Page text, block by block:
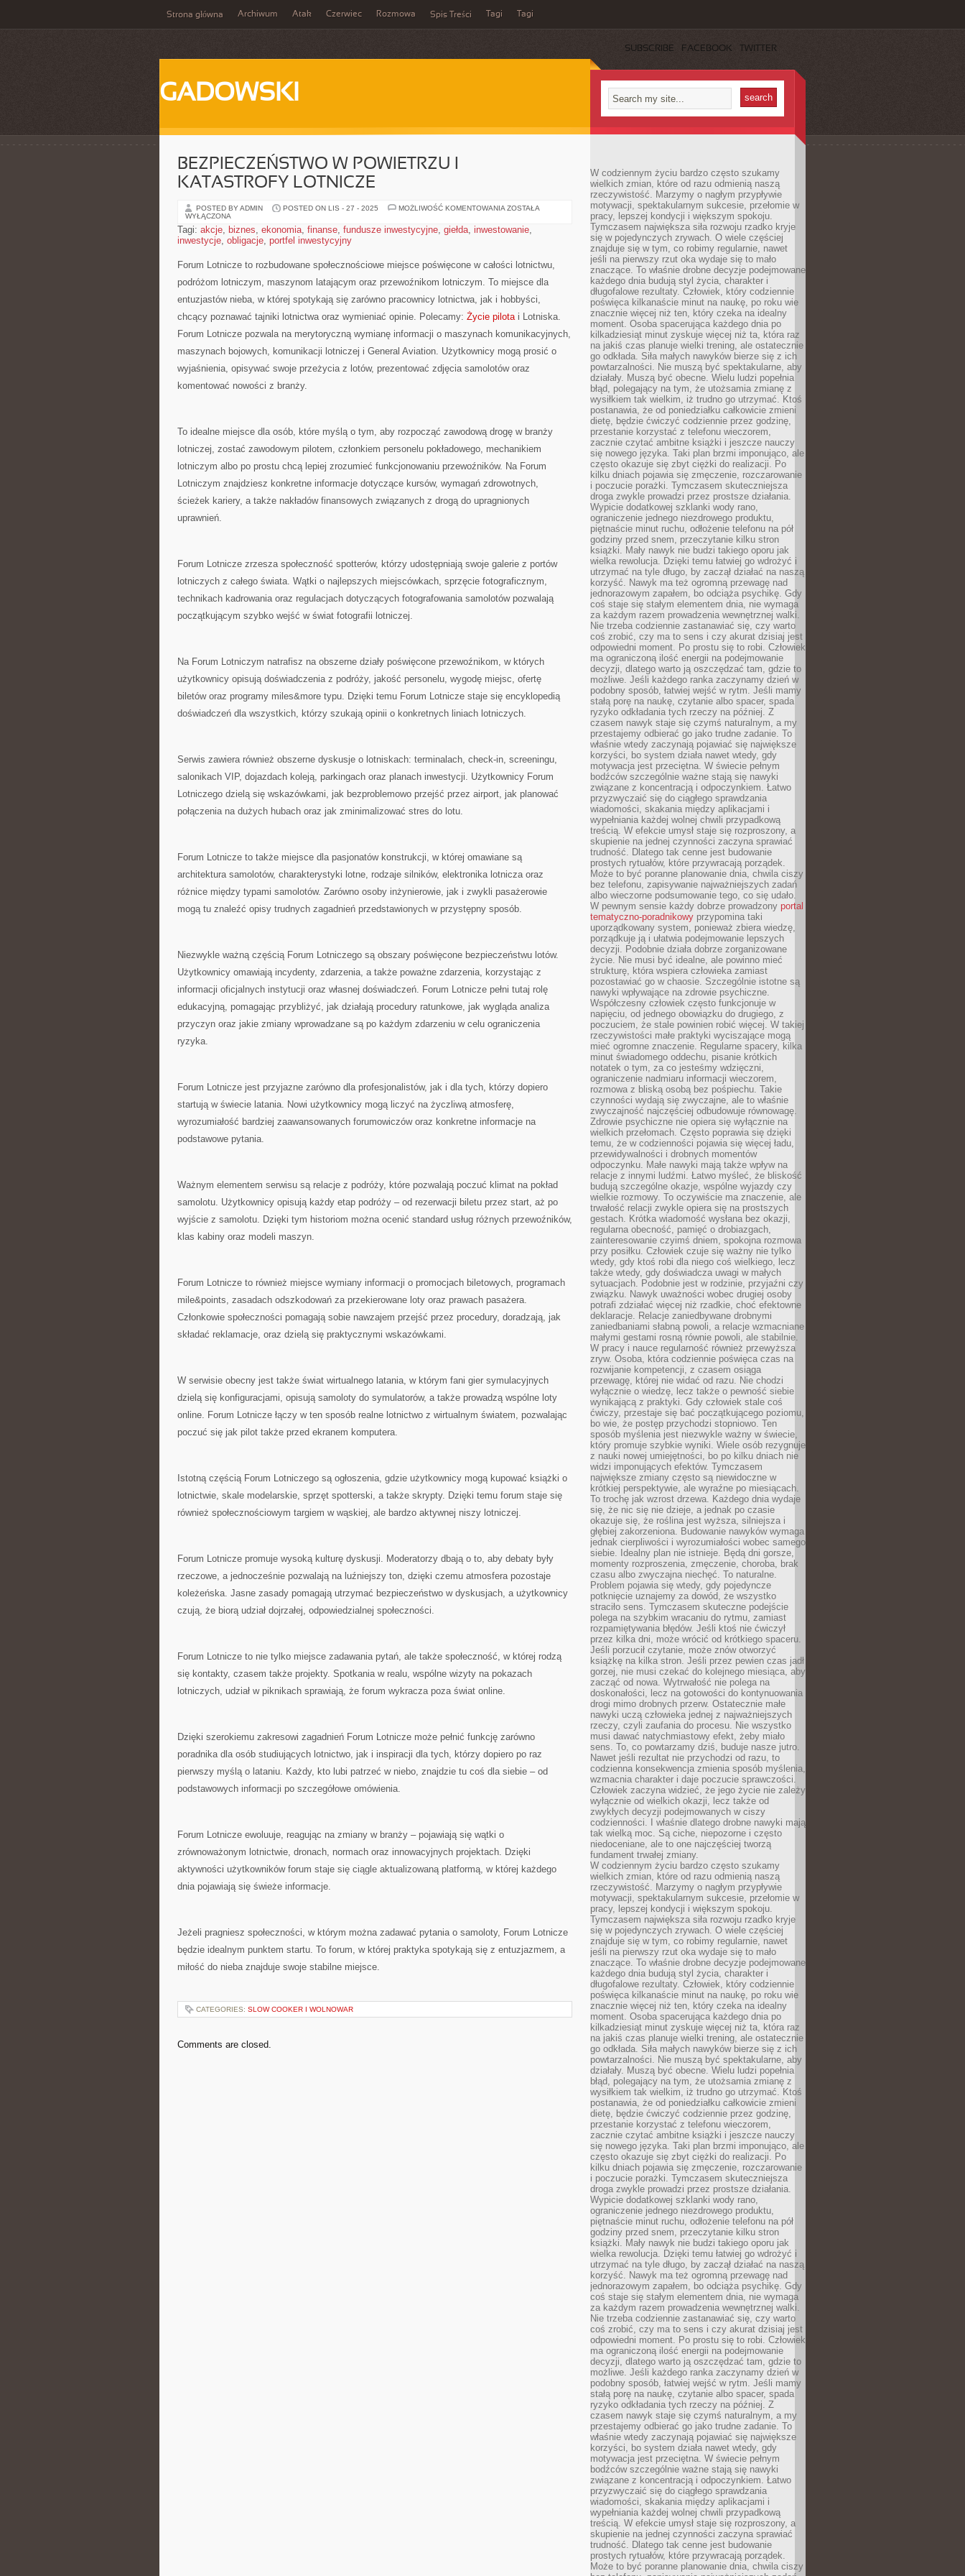
Strona główna Archiwum Atak Czerwiec Rozmowa Spis Treści Tagi Tagi
SUBSCRIBE FACEBOOK TWITTER
GADOWSKI
BEZPIECZEŃSTWO W POWIETRZU I
KATASTROFY LOTNICZE
POSTED BY ADMIN POSTED ON LIS - 27 - 2025 MOŻLIWOŚĆ KOMENTOWANIA BEZPIECZEŃSTWO
I
ZOSTAŁA
WYŁĄCZONA
Tagi: akcje, biznes, ekonomia, finanse, fundusze inwestycyjne, giełda, inwestowanie,
inwestycje, obligacje, portfel inwestycyjny
Forum Lotnicze to rozbudowane społecznościowe miejsce poświęcone w całości lotnictwu,
podróżom lotniczym, maszynom latającym oraz przewoźnikom lotniczym. To miejsce dla
entuzjastów nieba, w której spotykają się zarówno pracownicy lotnictwa, jak i hobbyści,
chcący poznawać tajniki lotnictwa oraz wymieniać opinie. Polecamy: Życie pilotai Lotniska.
Forum Lotnicze pozwala na merytoryczną wymianę informacji o maszynach komunikacyjnych,
maszynach bojowych, komunikacji lotniczej i General Aviation. Użytkownicy mogą prosić o
wyjaśnienia, opisywać swoje przeżycia z lotów, prezentować zdjęcia samolotów oraz
komentować nowości z branży.
To idealne miejsce dla osób, które myślą o tym, aby rozpocząć zawodową drogę w branży
lotniczej, zostać zawodowym pilotem, członkiem personelu pokładowego, mechanikiem
lotniczym albo po prostu chcą lepiej zrozumieć funkcjonowaniu przewoźników. Na Forum
Lotniczym znajdziesz konkretne informacje dotyczące kursów, wymagań zdrowotnych,
ścieżek kariery, a także nakładów finansowych związanych z drogą do upragnionych
uprawnień.
Forum Lotnicze zrzesza społeczność spotterów, którzy udostępniają swoje galerie z portów
lotniczych z całego świata. Wątki o najlepszych miejscówkach, sprzęcie fotograficznym,
technikach kadrowania oraz regulacjach dotyczących fotografowania samolotów pozwalają
początkującym szybko wejść w świat fotografii lotniczej.
Na Forum Lotniczym natrafisz na obszerne działy poświęcone przewoźnikom, w których
użytkownicy opisują doświadczenia z podróży, jakość personelu, wygodę miejsc, ofertę
biletów oraz programy miles&more typu. Dzięki temu Forum Lotnicze staje się encyklopedią
doświadczeń dla wszystkich, którzy szukają opinii o konkretnych liniach lotniczych.
Serwis zawiera również obszerne dyskusje o lotniskach: terminalach, check-in, screeningu,
salonikach VIP, dojazdach koleją, parkingach oraz planach inwestycji. Użytkownicy Forum
Lotniczego dzielą się wskazówkami, jak bezproblemowo przejść przez airport, jak planować
połączenia na dużych hubach oraz jak zminimalizować stres do lotu.
Forum Lotnicze to także miejsce dla pasjonatów konstrukcji, w której omawiane są
architektura samolotów, charakterystyki lotne, rodzaje silników, elektronika lotnicza oraz
różnice między typami samolotów. Zarówno osoby inżynierowie, jak i zwykli pasażerowie
mogą tu znaleźć opisy trudnych zagadnień przedstawionych w przystępny sposób.
Niezwykle ważną częścią Forum Lotniczego są obszary poświęcone bezpieczeństwu lotów.
Użytkownicy omawiają incydenty, zdarzenia, a także poważne zdarzenia, korzystając z
informacji oficjalnych instytucji oraz własnej doświadczeń. Forum Lotnicze pełni tutaj rolę
edukacyjną, pomagając przybliżyć, jak działają procedury ratunkowe, jak wygląda analiza
przyczyn oraz jakie zmiany wprowadzane są po każdym zdarzeniu w celu ograniczenia
ryzyka.
Forum Lotnicze jest przyjazne zarówno dla profesjonalistów, jak i dla tych, którzy dopiero
startują w świecie latania. Nowi użytkownicy mogą liczyć na życzliwą atmosferę,
wyrozumiałość bardziej zaawansowanych forumowiczów oraz konkretne informacje na
podstawowe pytania.
Ważnym elementem serwisu są relacje z podróży, które pozwalają poczuć klimat na pokład
samolotu. Użytkownicy opisują każdy etap podróży – od rezerwacji biletu przez start, aż po
wyjście z samolotu. Dzięki tym historiom można ocenić standard usług różnych przewoźników,
klas kabiny oraz modeli maszyn.
Forum Lotnicze to również miejsce wymiany informacji o promocjach biletowych, programach
mile&points, zasadach odszkodowań za przekierowane loty oraz prawach pasażera.
Członkowie społeczności pomagają sobie nawzajem przejść przez procedury, doradzają, jak
składać reklamacje, oraz dzielą się praktycznymi wskazówkami.
W serwisie obecny jest także świat wirtualnego latania, w którym fani gier symulacyjnych
dzielą się konfiguracjami, opisują samoloty do symulatorów, a także prowadzą wspólne loty
online. Forum Lotnicze łączy w ten sposób realne lotnictwo z wirtualnym światem, pozwalając
poczuć się jak pilot także przed ekranem komputera.
Istotną częścią Forum Lotniczego są ogłoszenia, gdzie użytkownicy mogą kupować książki o
lotnictwie, skale modelarskie, sprzęt spotterski, a także skrypty. Dzięki temu forum staje się
również społecznościowym targiem w wąskiej, ale bardzo aktywnej niszy lotniczej.
Forum Lotnicze promuje wysoką kulturę dyskusji. Moderatorzy dbają o to, aby debaty były
rzeczowe, a jednocześnie pozwalają na luźniejszy ton, dzięki czemu atmosfera pozostaje
koleżeńska. Jasne zasady pomagają utrzymać bezpieczeństwo w dyskusjach, a użytkownicy
czują, że biorą udział dojrzałej, odpowiedzialnej społeczności.
Forum Lotnicze to nie tylko miejsce zadawania pytań, ale także społeczność, w której rodzą
się kontakty, czasem także projekty. Spotkania w realu, wspólne wizyty na pokazach
lotniczych, udział w piknikach sprawiają, że forum wykracza poza świat online.
Dzięki szerokiemu zakresowi zagadnień Forum Lotnicze może pełnić funkcję zarówno
poradnika dla osób studiujących lotnictwo, jak i inspiracji dla tych, którzy dopiero po raz
pierwszy myślą o lataniu. Każdy, kto lubi patrzeć w niebo, znajdzie tu coś dla siebie – od
podstawowych informacji po szczegółowe omówienia.
Forum Lotnicze ewoluuje, reagując na zmiany w branży – pojawiają się wątki o
zrównoważonym lotnictwie, dronach, normach oraz innowacyjnych projektach. Dzięki
aktywności użytkowników forum staje się ciągle aktualizowaną platformą, w której każdego
dnia pojawiają się świeże informacje.
Jeżeli pragniesz społeczności, w którym można zadawać pytania o samoloty, Forum Lotnicze
będzie idealnym punktem startu. To forum, w której praktyka spotykają się z entuzjazmem, a
miłość do nieba znajduje swoje stabilne miejsce.
CATEGORIES: SLOW COOKER I WOLNOWAR
Comments are closed.
W codziennym życiu bardzo często szukamy
wielkich zmian, które od razu odmienią naszą
rzeczywistość. Marzymy o nagłym przypływie
motywacji, spektakularnym sukcesie, przełomie w
pracy, lepszej kondycji i większym spokoju.
Tymczasem największa siła rozwoju rzadko kryje
się w pojedynczych zrywach. O wiele częściej
znajduje się w tym, co robimy regularnie, nawet
jeśli na pierwszy rzut oka wydaje się to mało
znaczące. To właśnie drobne decyzje podejmowane
każdego dnia budują styl życia, charakter i
długofalowe rezultaty. Człowiek, który codziennie
poświęca kilkanaście minut na naukę, po roku wie
znacznie więcej niż ten, który czeka na idealny
moment. Osoba spacerująca każdego dnia po
kilkadziesiąt minut zyskuje więcej niż ta, która raz
na jakiś czas planuje wielki trening, ale ostatecznie
go odkłada. Siła małych nawyków bierze się z ich
powtarzalności. Nie muszą być spektakularne, aby
działały. Muszą być obecne. Wielu ludzi popełnia
błąd, polegający na tym, że utożsamia zmianę z
wysiłkiem tak wielkim, iż trudno go utrzymać. Ktoś
postanawia, że od poniedziałku całkowicie zmieni
dietę, będzie ćwiczyć codziennie przez godzinę,
przestanie korzystać z telefonu wieczorem,
zacznie czytać ambitne książki i jeszcze nauczy
się nowego języka. Taki plan brzmi imponująco, ale
często okazuje się zbyt ciężki do realizacji. Po
kilku dniach pojawia się zmęczenie, rozczarowanie
i poczucie porażki. Tymczasem skuteczniejsza
droga zwykle prowadzi przez prostsze działania.
Wypicie dodatkowej szklanki wody rano,
ograniczenie jednego niezdrowego produktu,
piętnaście minut ruchu, odłożenie telefonu na pół
godziny przed snem, przeczytanie kilku stron
książki. Mały nawyk nie budzi takiego oporu jak
wielka rewolucja. Dzięki temu łatwiej go wdrożyć i
utrzymać na tyle długo, by zaczął działać na naszą
korzyść. Nawyk ma też ogromną przewagę nad
jednorazowym zapałem, bo odciąża psychikę. Gdy
coś staje się stałym elementem dnia, nie wymaga
za każdym razem prowadzenia wewnętrznej walki.
Nie trzeba codziennie zastanawiać się, czy warto
coś zrobić, czy ma to sens i czy akurat dzisiaj jest
odpowiedni moment. Po prostu się to robi. Człowiek
ma ograniczoną ilość energii na podejmowanie
decyzji, dlatego warto ją oszczędzać tam, gdzie to
możliwe. Jeśli każdego ranka zaczynamy dzień w
podobny sposób, łatwiej wejść w rytm. Jeśli mamy
stałą porę na naukę, czytanie albo spacer, spada
ryzyko odkładania tych rzeczy na później. Z
czasem nawyk staje się czymś naturalnym, a my
przestajemy odbierać go jako trudne zadanie. To
właśnie wtedy zaczynają pojawiać się największe
korzyści, bo system działa nawet wtedy, gdy
motywacja jest przeciętna. W świecie pełnym
bodźców szczególnie ważne stają się nawyki
związane z koncentracją i odpoczynkiem. Łatwo
przyzwyczaić się do ciągłego sprawdzania
wiadomości, skakania między aplikacjami i
wypełniania każdej wolnej chwili przypadkową
treścią. W efekcie umysł staje się rozproszony, a
skupienie na jednej czynności zaczyna sprawiać
trudność. Dlatego tak cenne jest budowanie
prostych rytuałów, które przywracają porządek.
Może to być poranne planowanie dnia, chwila ciszy
bez telefonu, zapisywanie najważniejszych zadań
albo wieczorne podsumowanie tego, co się udało.
W pewnym sensie każdy dobrze prowadzony portal
tematyczno-poradnikowy przypomina taki
uporządkowany system, ponieważ zbiera wiedzę,
porządkuje ją i ułatwia podejmowanie lepszych
decyzji. Podobnie działa dobrze zorganizowane
życie. Nie musi być idealne, ale powinno mieć
strukturę, która wspiera człowieka zamiast
pozostawiać go w chaosie. Szczególnie istotne są
nawyki wpływające na zdrowie psychiczne.
Współczesny człowiek często funkcjonuje w
napięciu, od jednego obowiązku do drugiego, z
poczuciem, że stale powinien robić więcej. W takiej
rzeczywistości małe praktyki wyciszające mogą
mieć ogromne znaczenie. Regularne spacery, kilka
minut świadomego oddechu, pisanie krótkich
notatek o tym, za co jesteśmy wdzięczni,
ograniczenie nadmiaru informacji wieczorem,
rozmowa z bliską osobą bez pośpiechu. Takie
czynności wydają się zwyczajne, ale to właśnie
zwyczajność najczęściej odbudowuje równowagę.
Zdrowie psychiczne nie opiera się wyłącznie na
wielkich przełomach. Często poprawia się dzięki
temu, że w codzienności pojawia się więcej ładu,
przewidywalności i drobnych momentów
odpoczynku. Małe nawyki mają także wpływ na
relacje z innymi ludźmi. Łatwo myśleć, że bliskość
budują szczególne okazje, wspólne wyjazdy czy
wielkie rozmowy. To oczywiście ma znaczenie, ale
trwałość relacji zwykle opiera się na prostszych
gestach. Krótka wiadomość wysłana bez okazji,
regularna obecność, pamięć o drobiazgach,
zainteresowanie czyimś dniem, spokojna rozmowa
przy posiłku. Człowiek czuje się ważny nie tylko
wtedy, gdy ktoś robi dla niego coś wielkiego, lecz
także wtedy, gdy doświadcza uwagi w małych
sytuacjach. Podobnie jest w rodzinie, przyjaźni czy
związku. Nawyk uważności wobec drugiej osoby
potrafi zdziałać więcej niż rzadkie, choć efektowne
deklaracje. Relacje zaniedbywane drobnymi
zaniedbaniami słabną powoli, a relacje wzmacniane
małymi gestami rosną równie powoli, ale stabilnie.
W pracy i nauce regularność również przewyższa
zryw. Osoba, która codziennie poświęca czas na
rozwijanie kompetencji, z czasem osiąga
przewagę, której nie widać od razu. Nie chodzi
wyłącznie o wiedzę, lecz także o pewność siebie
wynikającą z praktyki. Gdy człowiek stale coś
ćwiczy, przestaje się bać początkującego poziomu,
bo wie, że postęp przychodzi stopniowo. Ten
sposób myślenia jest niezwykle ważny w świecie,
który promuje szybkie wyniki. Wiele osób rezygnuje
z nauki nowej umiejętności, bo po kilku dniach nie
widzi imponujących efektów. Tymczasem
największe zmiany często są niewidoczne w
krótkiej perspektywie, ale wyraźne po miesiącach.
To trochę jak wzrost drzewa. Każdego dnia wydaje
się, że nic się nie dzieje, a jednak po czasie
okazuje się, że roślina jest wyższa, silniejsza i
głębiej zakorzeniona. Budowanie nawyków wymaga
jednak cierpliwości i wyrozumiałości wobec samego
siebie. Idealny plan nie istnieje. Będą dni gorsze,
momenty rozproszenia, zmęczenie, choroba, brak
czasu albo zwyczajna niechęć. To naturalne.
Problem pojawia się wtedy, gdy pojedyncze
potknięcie uznajemy za dowód, że wszystko
straciło sens. Tymczasem skuteczne podejście
polega na szybkim wracaniu do rytmu, zamiast
rozpamiętywania błędów. Jeśli ktoś nie ćwiczył
przez kilka dni, może wrócić od krótkiego spaceru.
Jeśli porzucił czytanie, może znów otworzyć
książkę na kilka stron. Jeśli przez pewien czas jadł
gorzej, nie musi czekać do kolejnego miesiąca, aby
zacząć od nowa. Wytrwałość nie polega na
doskonałości, lecz na gotowości do kontynuowania
drogi mimo drobnych przerw. Ostatecznie małe
nawyki uczą człowieka jednej z najważniejszych
rzeczy, czyli zaufania do procesu. Nie wszystko
musi dawać natychmiastowy efekt, żeby miało
sens. To, co powtarzamy dziś, buduje nasze jutro.
Nawet jeśli rezultat nie przychodzi od razu, to
codzienna konsekwencja zmienia sposób myślenia,
wzmacnia charakter i daje poczucie sprawczości.
Człowiek zaczyna widzieć, że jego życie nie zależy
wyłącznie od wielkich okazji, lecz także od
zwykłych decyzji podejmowanych w ciszy
codzienności. I właśnie dlatego drobne nawyki mają
tak wielką moc. Są ciche, niepozorne i często
niedoceniane, ale to one najczęściej tworzą
fundament trwałej zmiany.
W codziennym życiu bardzo często szukamy
wielkich zmian, które od razu odmienią naszą
rzeczywistość. Marzymy o nagłym przypływie
motywacji, spektakularnym sukcesie, przełomie w
pracy, lepszej kondycji i większym spokoju.
Tymczasem największa siła rozwoju rzadko kryje
się w pojedynczych zrywach. O wiele częściej
znajduje się w tym, co robimy regularnie, nawet
jeśli na pierwszy rzut oka wydaje się to mało
znaczące. To właśnie drobne decyzje podejmowane
każdego dnia budują styl życia, charakter i
długofalowe rezultaty. Człowiek, który codziennie
poświęca kilkanaście minut na naukę, po roku wie
znacznie więcej niż ten, który czeka na idealny
moment. Osoba spacerująca każdego dnia po
kilkadziesiąt minut zyskuje więcej niż ta, która raz
na jakiś czas planuje wielki trening, ale ostatecznie
go odkłada. Siła małych nawyków bierze się z ich
powtarzalności. Nie muszą być spektakularne, aby
działały. Muszą być obecne. Wielu ludzi popełnia
błąd, polegający na tym, że utożsamia zmianę z
wysiłkiem tak wielkim, iż trudno go utrzymać. Ktoś
postanawia, że od poniedziałku całkowicie zmieni
dietę, będzie ćwiczyć codziennie przez godzinę,
przestanie korzystać z telefonu wieczorem,
zacznie czytać ambitne książki i jeszcze nauczy
się nowego języka. Taki plan brzmi imponująco, ale
często okazuje się zbyt ciężki do realizacji. Po
kilku dniach pojawia się zmęczenie, rozczarowanie
i poczucie porażki. Tymczasem skuteczniejsza
droga zwykle prowadzi przez prostsze działania.
Wypicie dodatkowej szklanki wody rano,
ograniczenie jednego niezdrowego produktu,
piętnaście minut ruchu, odłożenie telefonu na pół
godziny przed snem, przeczytanie kilku stron
książki. Mały nawyk nie budzi takiego oporu jak
wielka rewolucja. Dzięki temu łatwiej go wdrożyć i
utrzymać na tyle długo, by zaczął działać na naszą
korzyść. Nawyk ma też ogromną przewagę nad
jednorazowym zapałem, bo odciąża psychikę. Gdy
coś staje się stałym elementem dnia, nie wymaga
za każdym razem prowadzenia wewnętrznej walki.
Nie trzeba codziennie zastanawiać się, czy warto
coś zrobić, czy ma to sens i czy akurat dzisiaj jest
odpowiedni moment. Po prostu się to robi. Człowiek
ma ograniczoną ilość energii na podejmowanie
decyzji, dlatego warto ją oszczędzać tam, gdzie to
możliwe. Jeśli każdego ranka zaczynamy dzień w
podobny sposób, łatwiej wejść w rytm. Jeśli mamy
stałą porę na naukę, czytanie albo spacer, spada
ryzyko odkładania tych rzeczy na później. Z
czasem nawyk staje się czymś naturalnym, a my
przestajemy odbierać go jako trudne zadanie. To
właśnie wtedy zaczynają pojawiać się największe
korzyści, bo system działa nawet wtedy, gdy
motywacja jest przeciętna. W świecie pełnym
bodźców szczególnie ważne stają się nawyki
związane z koncentracją i odpoczynkiem. Łatwo
przyzwyczaić się do ciągłego sprawdzania
wiadomości, skakania między aplikacjami i
wypełniania każdej wolnej chwili przypadkową
treścią. W efekcie umysł staje się rozproszony, a
skupienie na jednej czynności zaczyna sprawiać
trudność. Dlatego tak cenne jest budowanie
prostych rytuałów, które przywracają porządek.
Może to być poranne planowanie dnia, chwila ciszy